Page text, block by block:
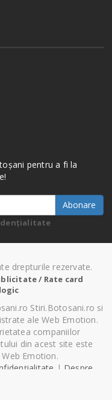
pentru a fi la
Abonare
drepturile rezervate.
/ Rate card
Stiri.Botosani.ro si
ale Web Emotion.
companiilor
din acest site este
Emotion.
| Despre